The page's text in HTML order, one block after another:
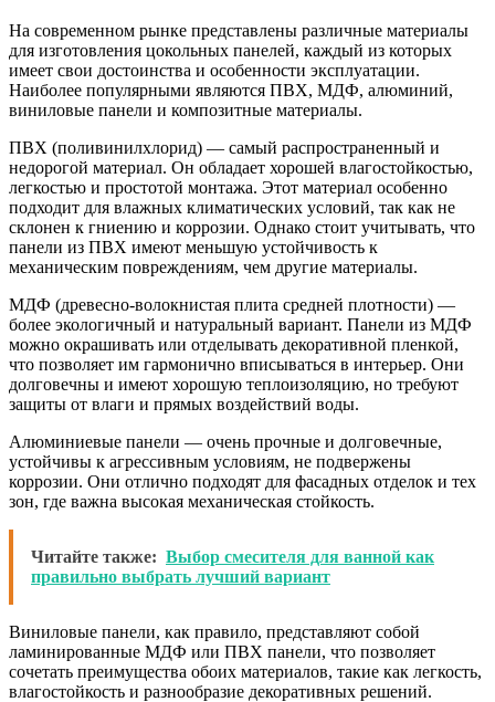
На современном рынке представлены различные материалы
для изготовления цокольных панелей, каждый из которых
имеет свои достоинства и особенности эксплуатации.
Наиболее популярными являются ПВХ, МДФ, алюминий,
виниловые панели и композитные материалы.
ПВХ (поливинилхлорид) — самый распространенный и
недорогой материал. Он обладает хорошей влагостойкостью,
легкостью и простотой монтажа. Этот материал особенно
подходит для влажных климатических условий, так как не
склонен к гниению и коррозии. Однако стоит учитывать, что
панели из ПВХ имеют меньшую устойчивость к
механическим повреждениям, чем другие материалы.
МДФ (древесно-волокнистая плита средней плотности) —
более экологичный и натуральный вариант. Панели из МДФ
можно окрашивать или отделывать декоративной пленкой,
что позволяет им гармонично вписываться в интерьер. Они
долговечны и имеют хорошую теплоизоляцию, но требуют
защиты от влаги и прямых воздействий воды.
Алюминиевые панели — очень прочные и долговечные,
устойчивы к агрессивным условиям, не подвержены
коррозии. Они отлично подходят для фасадных отделок и тех
зон, где важна высокая механическая стойкость.
Читайте также: Выбор смесителя для ванной как
правильно выбрать лучший вариант
Виниловые панели, как правило, представляют собой
ламинированные МДФ или ПВХ панели, что позволяет
сочетать преимущества обоих материалов, такие как легкость,
влагостойкость и разнообразие декоративных решений.